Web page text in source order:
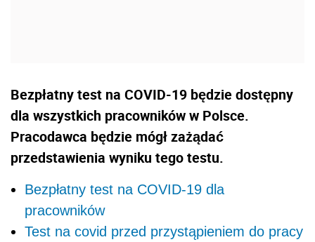
Bezpłatny test na COVID-19 będzie dostępny
dla wszystkich pracowników w Polsce.
Pracodawca będzie mógł zażądać
przedstawienia wyniku tego testu.
Bezpłatny test na COVID-19 dla
pracowników
Test na covid przed przystąpieniem do pracy